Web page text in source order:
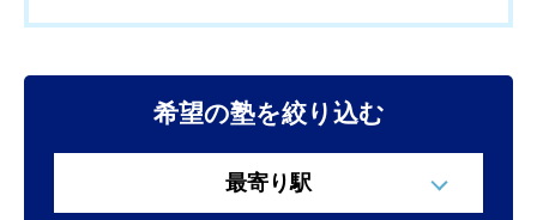
希望の塾を絞り込む
最寄り駅